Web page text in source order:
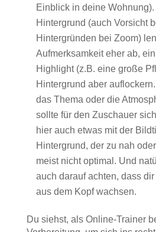
Einblick in deine
Hintergrund (auch Vorsicht
Hintergründen bei Zoom)
Aufmerksamkeit eher ab,
Highlight (z.B. eine große
Hintergrund aber
das Thema oder die
sollte für den Zuschauer
hier auch etwas mit der
Hintergrund, der zu nah
meist nicht optimal. Und
auch darauf achten, dass
aus dem Kopf wachsen.
Du siehst, als Online-Trainer